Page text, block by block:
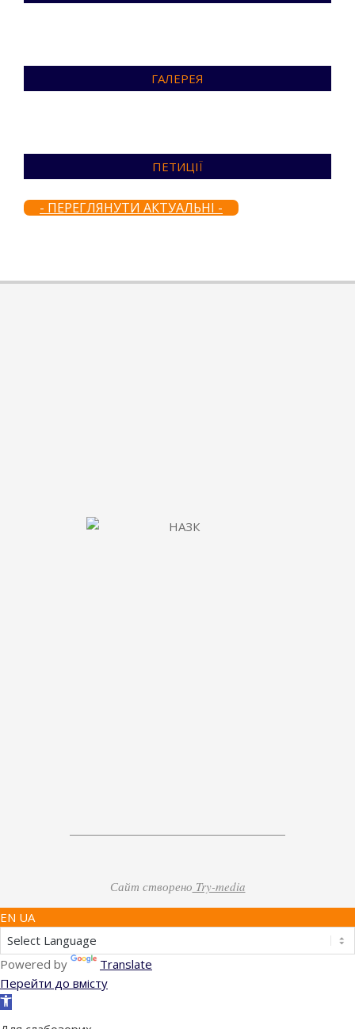
ГАЛЕРЕЯ
ПЕТИЦІЇ
- ПЕРЕГЛЯНУТИ АКТУАЛЬНІ -
Сайт створено Try-media
EN UA
Powered by
Translate
Перейти до вмісту
Відкрити